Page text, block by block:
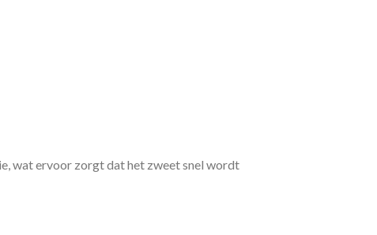
wat ervoor zorgt dat het zweet snel wordt